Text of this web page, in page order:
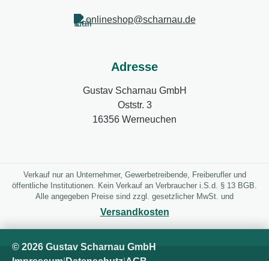
onlineshop@scharnau.de
Adresse
Gustav Scharnau GmbH
Oststr. 3
16356 Werneuchen
Verkauf nur an Unternehmer, Gewerbetreibende, Freiberufler und
öffentliche Institutionen. Kein Verkauf an Verbraucher i.S.d. § 13 BGB.
Alle angegeben Preise sind zzgl. gesetzlicher MwSt. und
Versandkosten
© 2026 Gustav Scharnau GmbH